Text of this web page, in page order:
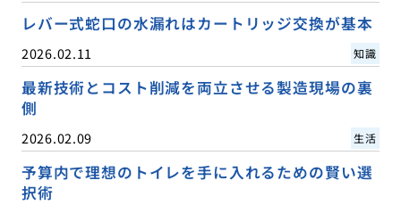
レバー式蛇口の水漏れはカートリッジ交換が基本
2026.02.11 知識
最新技術とコスト削減を両立させる製造現場の裏
側
2026.02.09 生活
予算内で理想のトイレを手に入れるための賢い選
択術